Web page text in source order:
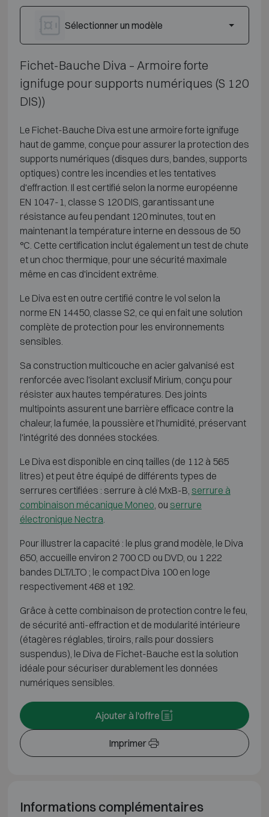
Sélectionner un modèle
Fichet-Bauche Diva – Armoire forte
ignifuge pour supports numériques (S 120
DIS))
Le Fichet-Bauche Diva est une armoire forte ignifuge
haut de gamme, conçue pour assurer la protection des
supports numériques (disques durs, bandes, supports
optiques) contre les incendies et les tentatives
d'effraction. Il est certifié selon la norme européenne
EN 1047-1, classe S 120 DIS, garantissant une
résistance au feu pendant 120 minutes, tout en
maintenant la température interne en dessous de 50
°C. Cette certification inclut également un test de chute
et un choc thermique, pour une sécurité maximale
même en cas d'incident extrême.
Le Diva est en outre certifié contre le vol selon la
norme EN 14450, classe S2, ce qui en fait une solution
complète de protection pour les environnements
sensibles.
Sa construction multicouche en acier galvanisé est
renforcée avec l'isolant exclusif Mirium, conçu pour
résister aux hautes températures. Des joints
multipoints assurent une barrière efficace contre la
chaleur, la fumée, la poussière et l'humidité, préservant
l'intégrité des données stockées.
Le Diva est disponible en cinq tailles (de 112 à 565
litres) et peut être équipé de différents types de
serrures certifiées : serrure à clé MxB-B, serrure à
combinaison mécanique Moneo, ou serrure
électronique Nectra.
Pour illustrer la capacité : le plus grand modèle, le Diva
650, accueille environ 2 700 CD ou DVD, ou 1 222
bandes DLT/LTO ; le compact Diva 100 en loge
respectivement 468 et 192.
Grâce à cette combinaison de protection contre le feu,
de sécurité anti-effraction et de modularité intérieure
(étagères réglables, tiroirs, rails pour dossiers
suspendus), le Diva de Fichet-Bauche est la solution
idéale pour sécuriser durablement les données
numériques sensibles.
Imprimer
Ajouter à l'offre
Informations complémentaires